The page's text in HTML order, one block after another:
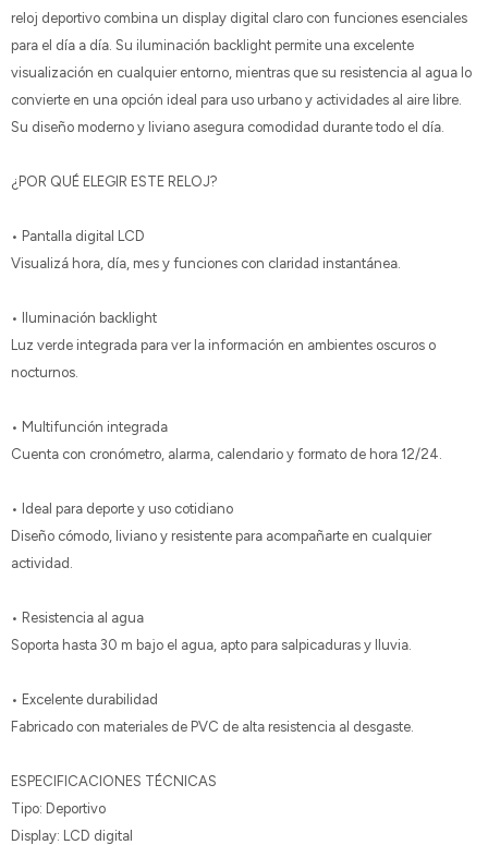
reloj deportivo combina un display digital claro con funciones esenciales
para el día a día. Su iluminación backlight permite una excelente
visualización en cualquier entorno, mientras que su resistencia al agua lo
convierte en una opción ideal para uso urbano y actividades al aire libre.
Su diseño moderno y liviano asegura comodidad durante todo el día.
¿POR QUÉ ELEGIR ESTE RELOJ?
• Pantalla digital LCD
Visualizá hora, día, mes y funciones con claridad instantánea.
• Iluminación backlight
Luz verde integrada para ver la información en ambientes oscuros o
nocturnos.
• Multifunción integrada
Cuenta con cronómetro, alarma, calendario y formato de hora 12/24.
• Ideal para deporte y uso cotidiano
Diseño cómodo, liviano y resistente para acompañarte en cualquier
actividad.
• Resistencia al agua
Soporta hasta 30 m bajo el agua, apto para salpicaduras y lluvia.
• Excelente durabilidad
Fabricado con materiales de PVC de alta resistencia al desgaste.
ESPECIFICACIONES TÉCNICAS
Tipo: Deportivo
Display: LCD digital